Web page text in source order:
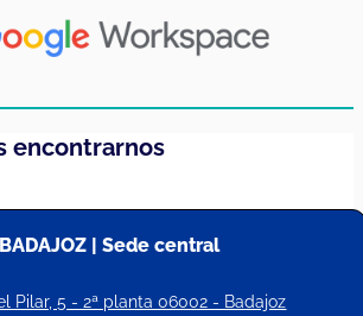
encontrarnos
BADAJOZ | Sede central
Pilar, 5 - 2ª planta 06002 - Badajoz